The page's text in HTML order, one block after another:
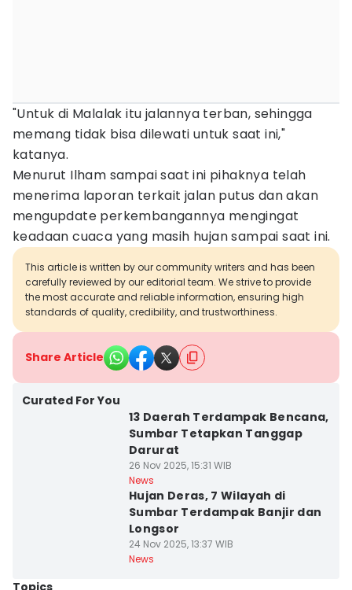
"Untuk di Malalak itu jalannya terban, sehingga
memang tidak bisa dilewati untuk saat ini,"
katanya.
Menurut Ilham sampai saat ini pihaknya telah
menerima laporan terkait jalan putus dan akan
mengupdate perkembangannya mengingat
keadaan cuaca yang masih hujan sampai saat ini.
This article is written by our community writers and has been
carefully reviewed by our editorial team. We strive to provide
the most accurate and reliable information, ensuring high
standards of quality, credibility, and trustworthiness.
Share Article
Curated For You
13 Daerah Terdampak Bencana,
Sumbar Tetapkan Tanggap
Darurat
26 Nov 2025, 15:31 WIB
News
Hujan Deras, 7 Wilayah di
Sumbar Terdampak Banjir dan
Longsor
24 Nov 2025, 13:37 WIB
News
Topics